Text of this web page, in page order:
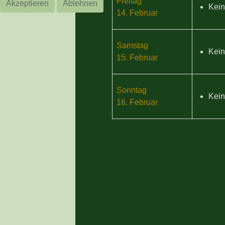
14. Februar
Samstag
15. Februar
Sonntag
16. Februar
Akzeptieren
Ablehnen